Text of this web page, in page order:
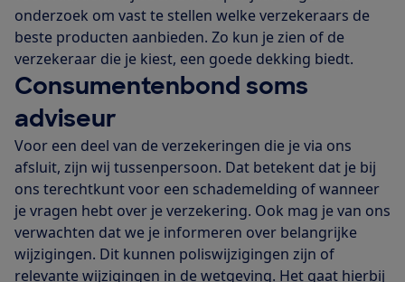
onderzoek om vast te stellen welke verzekeraars de
beste producten aanbieden. Zo kun je zien of de
verzekeraar die je kiest, een goede dekking biedt.
Consumentenbond soms
adviseur
Voor een deel van de verzekeringen die je via ons
afsluit, zijn wij tussenpersoon. Dat betekent dat je bij
ons terechtkunt voor een schademelding of wanneer
je vragen hebt over je verzekering. Ook mag je van ons
verwachten dat we je informeren over belangrijke
wijzigingen. Dit kunnen poliswijzigingen zijn of
relevante wijzigingen in de wetgeving. Het gaat hierbij